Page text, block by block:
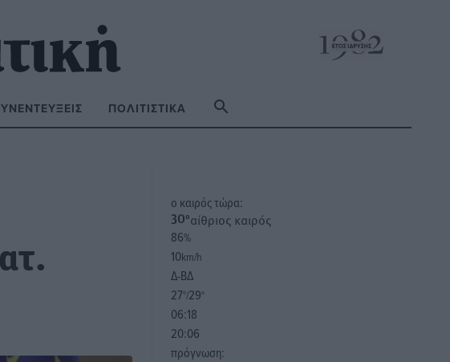
ΠΟΛΙΤΙΣΤΙΚΆ
o καιρός τώρα:
30°αίθριος καιρός
86%
10km/h
Δ-ΒΔ
27°/29°
06:18
20:06
πρόγνωση: